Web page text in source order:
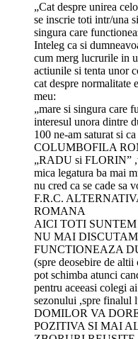
„Cat despre unirea
se inscrie toti intr/una
singura care
Inteleg ca si
cum merg lucrurile in
actiunile si tenta unor
cat despre normalitate
meu:
„mare si singura care
interesul unora dintre
100 ne-am saturat si
COLUMBOFILA
„RADU si FLORIN”
mica legatura ba mai
nu cred ca se cade sa
F.R.C.
ROMANA
AICI TOTI SUNTEM
NU MAI
FUNCTIONEAZA
(spre deosebire de
pot schimba atunci
pentru aceeasi colegi
sezonului ,spre finalul
DOMILOR VA
POZITIVA SI MAI